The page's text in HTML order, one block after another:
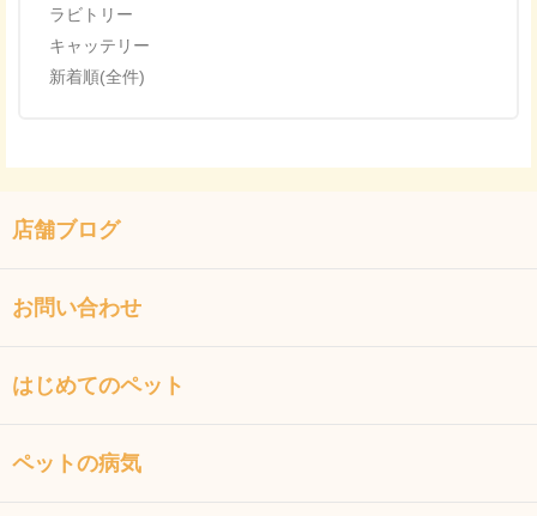
ラビトリー
キャッテリー
新着順(全件)
店舗ブログ
お問い合わせ
はじめてのペット
ペットの病気